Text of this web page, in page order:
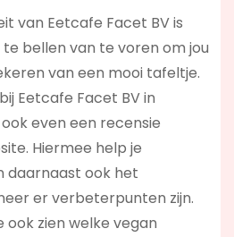
van Eetcafe Facet BV is
bellen van te voren om jou
van een mooi tafeltje.
Eetcafe Facet BV in
even een recensie
Hiermee help je
daarnaast ook het
er verbeterpunten zijn.
ook zien welke vegan